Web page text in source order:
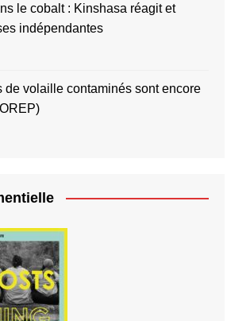
le cobalt : Kinshasa réagit et
indépendantes
de volaille contaminés sont encore